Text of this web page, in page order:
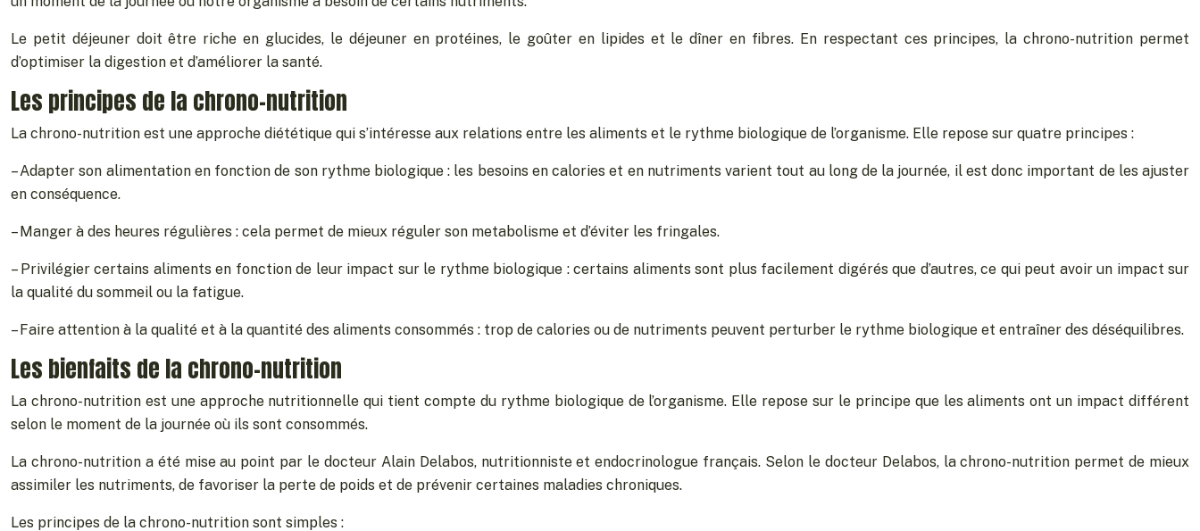
Le petit déjeuner doit être riche en glucides, le déjeuner en protéines, le goûter en lipides et le dîner en fibres. En respectant ces principes, la chrono-nutrition permet
d’optimiser la digestion et d’améliorer la santé.
Les principes de la chrono-nutrition
La chrono-nutrition est une approche diététique qui s’intéresse aux relations entre les aliments et le rythme biologique de l’organisme. Elle repose sur quatre principes :
– Adapter son alimentation en fonction de son rythme biologique : les besoins en calories et en nutriments varient tout au long de la journée, il est donc important de les ajuster
en conséquence.
– Manger à des heures régulières : cela permet de mieux réguler son metabolisme et d’éviter les fringales.
– Privilégier certains aliments en fonction de leur impact sur le rythme biologique : certains aliments sont plus facilement digérés que d’autres, ce qui peut avoir un impact sur
la qualité du sommeil ou la fatigue.
– Faire attention à la qualité et à la quantité des aliments consommés : trop de calories ou de nutriments peuvent perturber le rythme biologique et entraîner des déséquilibres.
Les bienfaits de la chrono-nutrition
La chrono-nutrition est une approche nutritionnelle qui tient compte du rythme biologique de l’organisme. Elle repose sur le principe que les aliments ont un impact différent
selon le moment de la journée où ils sont consommés.
La chrono-nutrition a été mise au point par le docteur Alain Delabos, nutritionniste et endocrinologue français. Selon le docteur Delabos, la chrono-nutrition permet de mieux
assimiler les nutriments, de favoriser la perte de poids et de prévenir certaines maladies chroniques.
Les principes de la chrono-nutrition sont simples :